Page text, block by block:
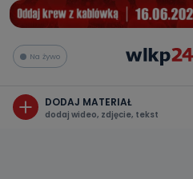
Na żywo
DODAJ MATERIAŁ
dodaj wideo, zdjęcie, tekst